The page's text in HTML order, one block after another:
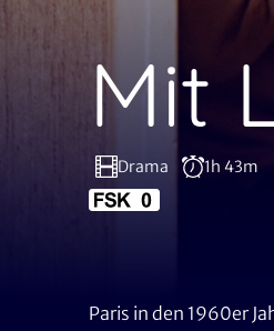
Mit
Drama 1h 43m
Paris in den 1960er